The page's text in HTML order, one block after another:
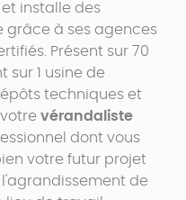
installe des
grâce à ses agences
Présent sur 70
1 usine de
techniques et
votrevérandaliste
dont vous
votre futur projet
l'agrandissement de